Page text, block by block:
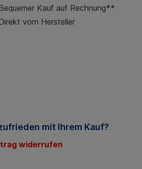
Kauf auf Rechnung**
vom Hersteller
mit Ihrem Kauf?
widerrufen